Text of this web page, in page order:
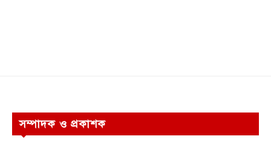
সম্পাদক ও প্রকাশক